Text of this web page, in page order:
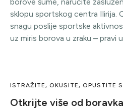
sklopu sportskog centra Ilirija.
snagu poslije sportske
uz miris borova u zraku – pravi
ISTRAŽITE, OKUSITE, OPUSTITE
Otkrijte više od boravka